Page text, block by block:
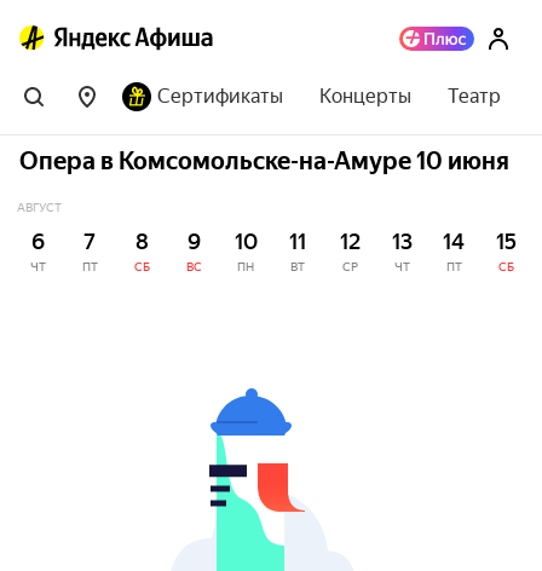
Сертификаты Концерты Театр
Опера в Комсомольске-на-Амуре 10 июня
АВГУСТ
6
ЧТ
7
ПТ
8
СБ
9
ВС
10
ПН
11
ВТ
12
СР
13
ЧТ
14
ПТ
15
СБ